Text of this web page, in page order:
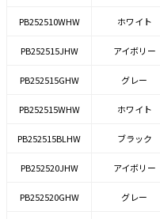
PB252510WHW ホワイト
PB252515JHW アイボリー
PB252515GHW グレー
PB252515WHW ホワイト
PB252515BLHW ブラック
PB252520JHW アイボリー
PB252520GHW グレー